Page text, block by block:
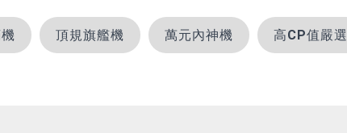
頂規旗艦機 萬元內神機 高CP值嚴選